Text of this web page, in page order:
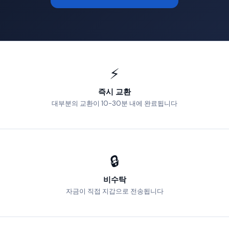
⚡
즉시 교환
대부분의 교환이 10-30분 내에 완료됩니다
🔒
비수탁
자금이 직접 지갑으로 전송됩니다